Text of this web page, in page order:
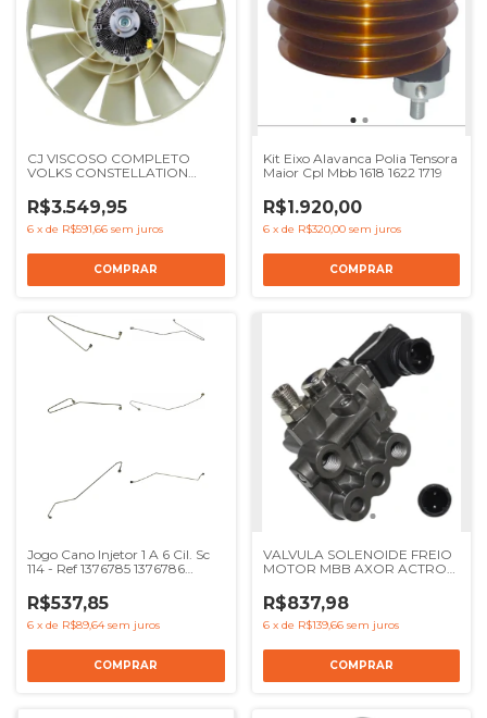
CJ VISCOSO COMPLETO
VOLKS CONSTELLATION
24280 26280 31280 - REF
2T2121301L
R$3.549,95
6 x de R$591,66 sem juros
Kit Eixo Alavanca Polia Tensora
Maior Cpl Mbb 1618 1622 1719
R$1.920,00
6 x de R$320,00 sem juros
Jogo Cano Injetor 1 A 6 Cil. Sc
114 - Ref 1376785 1376786
1376790
R$537,85
6 x de R$89,64 sem juros
VALVULA SOLENOIDE FREIO
MOTOR MBB AXOR ACTROS
R$837,98
6 x de R$139,66 sem juros